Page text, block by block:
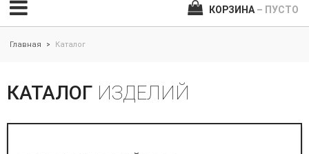
КОРЗИНА – ПУСТО
Главная > Каталог
КАТАЛОГ ИЗДЕЛИЙ